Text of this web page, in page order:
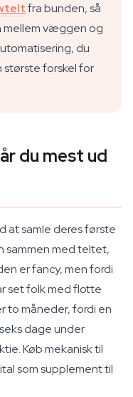
fra bunden, så
mellem væggen og
du
største forskel for
du mest ud
at samle deres første
sammen med teltet,
er fancy, men fordi
set folk med flotte
to måneder, fordi en
dage under
Køb mekanisk til
som supplement til